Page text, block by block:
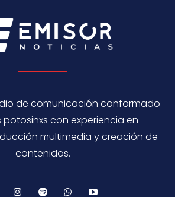
de comunicación conformado
con experiencia en
multimedia y creación de
contenidos.